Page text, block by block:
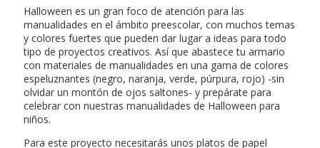
Halloween es un gran foco de atención para las
manualidades en el ámbito preescolar, con muchos temas
y colores fuertes que pueden dar lugar a ideas para todo
tipo de proyectos creativos. Así que abastece tu armario
con materiales de manualidades en una gama de colores
espeluznantes (negro, naranja, verde, púrpura, rojo) -sin
olvidar un montón de ojos saltones- y prepárate para
celebrar con nuestras manualidades de Halloween para
niños.
Para este proyecto necesitarás unos platos de papel